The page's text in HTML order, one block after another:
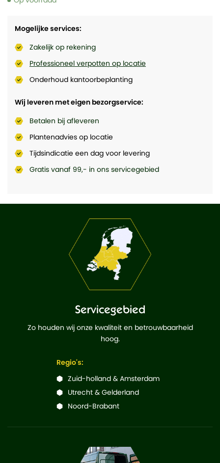
Mogelijke services:
Zakelijk op rekening
Professioneel verpotten op locatie
Onderhoud kantoorbeplanting
Wij leveren met eigen bezorgservice:
Betalen bij afleveren
Plantenadvies op locatie
Tijdsindicatie een dag voor levering
Gratis vanaf 99,- in ons servicegebied
Servicegebied
Zo houden wij onze kwaliteit en betrouwbaarheid
hoog.
Regio's:
Zuid-holland & Amsterdam
Utrecht & Gelderland
Noord-Brabant